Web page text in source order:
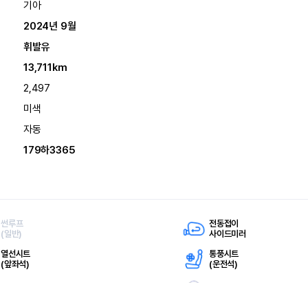
기아
2024년 9월
휘발유
13,711km
2,497
미색
자동
179하3365
썬루프
(일반)
전동접이
사이드미러
열선시트
(앞좌석)
통풍시트
(운전석)